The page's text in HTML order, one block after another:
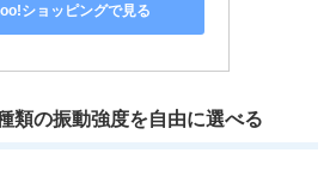
ショッピングで見る
類の振動強度を自由に選べる